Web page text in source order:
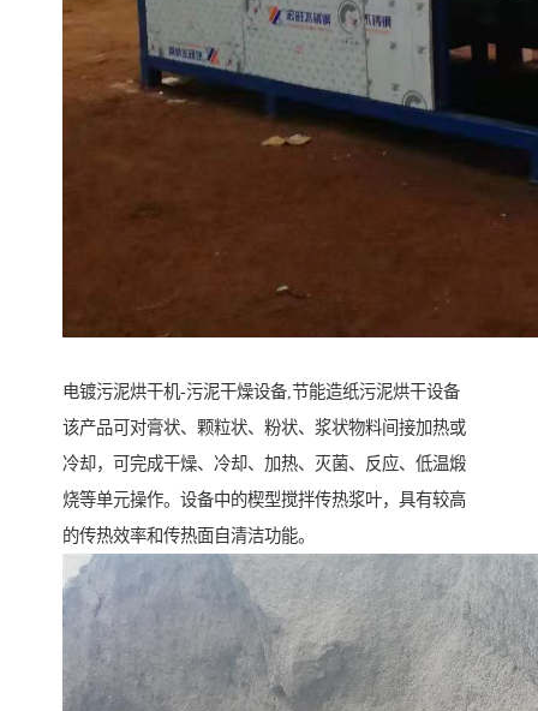
电镀污泥烘干机-污泥干燥设备,节能造纸污泥烘干设备
该产品可对膏状、颗粒状、粉状、浆状物料间接加热或
冷却，可完成干燥、冷却、加热、灭菌、反应、低温煅
烧等单元操作。设备中的楔型搅拌传热浆叶，具有较高
的传热效率和传热面自清洁功能。